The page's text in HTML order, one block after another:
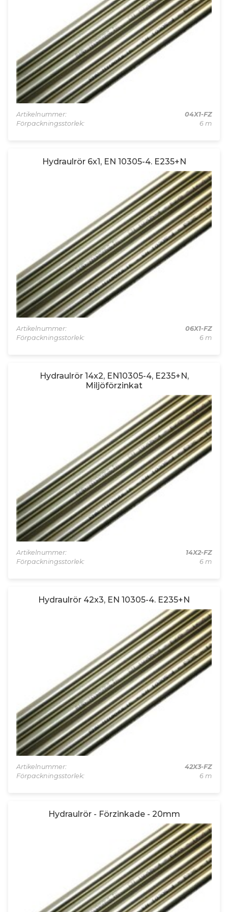
Artikelnummer:
04X1-FZ
Förpackningsstorlek:
6 m
Hydraulrör 6x1, EN 10305-4. E235+N
Artikelnummer:
06X1-FZ
Förpackningsstorlek:
6 m
Hydraulrör 14x2, EN10305-4, E235+N,
Miljöförzinkat
Artikelnummer:
14X2-FZ
Förpackningsstorlek:
6 m
Hydraulrör 42x3, EN 10305-4. E235+N
Artikelnummer:
42X3-FZ
Förpackningsstorlek:
6 m
Hydraulrör - Förzinkade - 20mm